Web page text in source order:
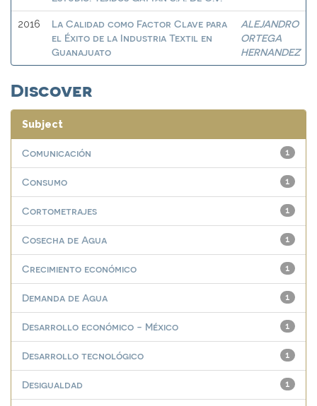
2016
La Calidad como Factor Clave para
el Éxito de la Industria Textil en
Guanajuato
ALEJANDRO
ORTEGA
HERNANDEZ
Discover
Subject
1
Comunicación
1
Consumo
1
Cortometrajes
1
Cosecha de Agua
1
Crecimiento económico
1
Demanda de Agua
1
Desarrollo económico - México
1
Desarrollo tecnológico
1
Desigualdad